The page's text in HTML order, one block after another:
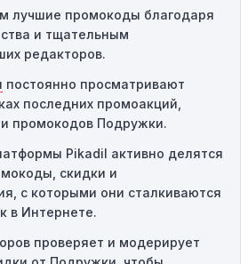
соблюдения минимального
получить право на скидку. Если
указанному порогу,
Действие некоторых
быть ограничено определенными
Если вы находитесь за
региона, то код не будет
для однократного
лучшие промокоды благодаря
и тщательным
редакторов.
постоянно просматривают
последних промоакций,
и промокодов Подружки.
Pikadil активно делятся
скидки и
с которыми они сталкиваются
в Интернете.
проверяет и модерирует